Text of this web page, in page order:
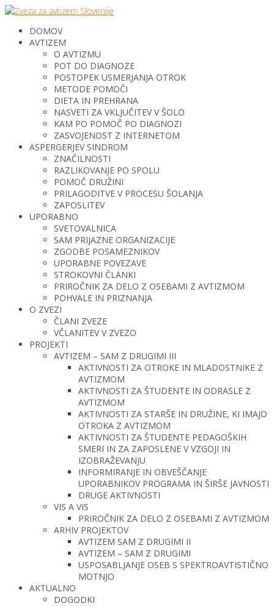
DOMOV
AVTIZEM
O AVTIZMU
POT DO DIAGNOZE
POSTOPEK USMERJANJA OTROK
METODE POMOČI
DIETA IN PREHRANA
NASVETI ZA VKLJUČITEV V ŠOLO
KAM PO POMOČ PO DIAGNOZI
ZASVOJENOST Z INTERNETOM
ASPERGERJEV SINDROM
ZNAČILNOSTI
RAZLIKOVANJE PO SPOLU
POMOČ DRUŽINI
PRILAGODITVE V PROCESU ŠOLANJA
ZAPOSLITEV
UPORABNO
SVETOVALNICA
SAM PRIJAZNE ORGANIZACIJE
ZGODBE POSAMEZNIKOV
UPORABNE POVEZAVE
STROKOVNI ČLANKI
PRIROČNIK ZA DELO Z OSEBAMI Z AVTIZMOM
POHVALE IN PRIZNANJA
O ZVEZI
ČLANI ZVEZE
VČLANITEV V ZVEZO
PROJEKTI
AVTIZEM – SAM Z DRUGIMI III
AKTIVNOSTI ZA OTROKE IN MLADOSTNIKE Z
AVTIZMOM
AKTIVNOSTI ZA ŠTUDENTE IN ODRASLE Z
AVTIZMOM
AKTIVNOSTI ZA STARŠE IN DRUŽINE, KI IMAJO
OTROKA Z AVTIZMOM
AKTIVNOSTI ZA ŠTUDENTE PEDAGOŠKIH
SMERI IN ZA ZAPOSLENE V VZGOJI IN
IZOBRAŽEVANJU
INFORMIRANJE IN OBVEŠČANJE
UPORABNIKOV PROGRAMA IN ŠIRŠE JAVNOSTI
DRUGE AKTIVNOSTI
VIS A VIS
PRIROČNIK ZA DELO Z OSEBAMI Z AVTIZMOM
ARHIV PROJEKTOV
AVTIZEM SAM Z DRUGIMI II
AVTIZEM – SAM Z DRUGIMI
USPOSABLJANJE OSEB S SPEKTROAVTISTIČNO
MOTNJO
AKTUALNO
DOGODKI